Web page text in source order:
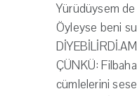
Yürüdüysem
Öyleyse beni
ÇÜNKÜ:
cümlelerini